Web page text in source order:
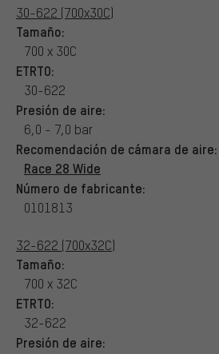
30-622 (700x30C)
Tamaño:
700 x 30C
ETRTO:
30-622
Presión de aire:
6,0 - 7,0 bar
Recomendación de cámara de aire:
Race 28 Wide
Número de fabricante:
0101813
32-622 (700x32C)
Tamaño:
700 x 32C
ETRTO:
32-622
Presión de aire: